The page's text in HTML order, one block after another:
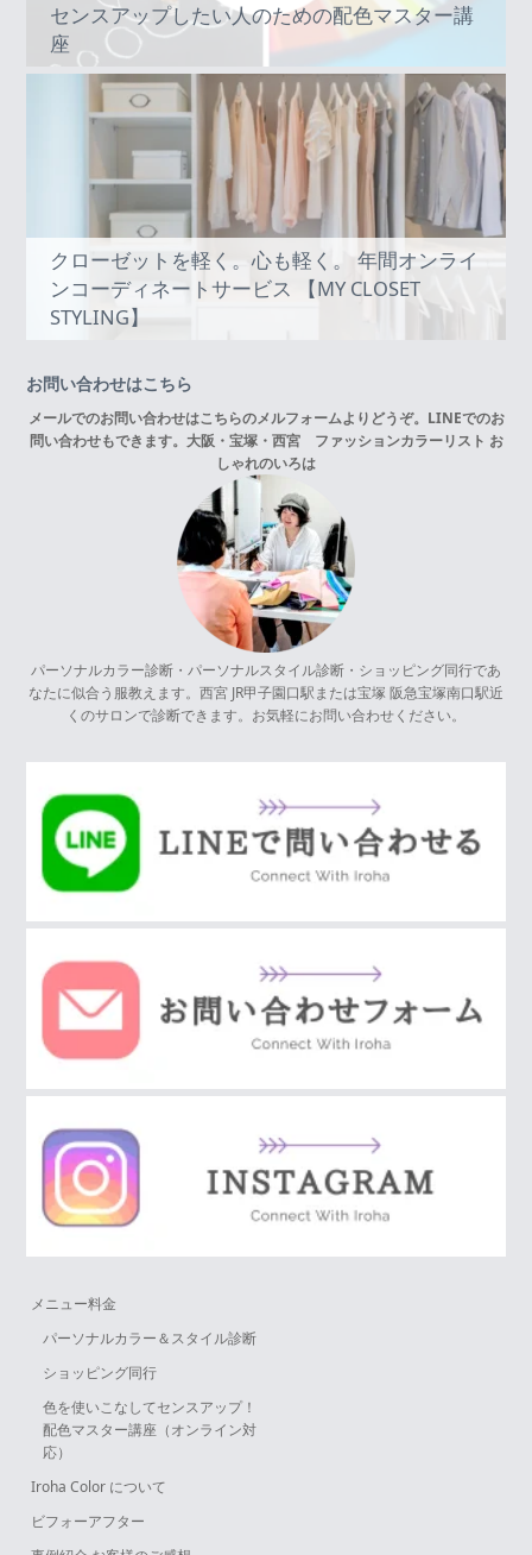
センスアップしたい人のための配色マスター講
座
クローゼットを軽く。心も軽く。 年間オンライ
ンコーディネートサービス 【MY CLOSET
STYLING】
お問い合わせはこちら
メールでのお問い合わせはこちらのメルフォームよりどうぞ。LINEでのお
問い合わせもできます。 大阪・宝塚・西宮 ファッションカラーリスト お
しゃれのいろは
パーソナルカラー診断・パーソナルスタイル診断・ショッピング同行であ
なたに似合う服教えます。西宮 JR甲子園口駅または宝塚 阪急宝塚南口駅近
くのサロンで診断できます。お気軽にお問い合わせください。
メニュー料金
パーソナルカラー＆スタイル診断
ショッピング同行
色を使いこなしてセンスアップ！
配色マスター講座（オンライン対
応）
Iroha Color について
ビフォーアフター